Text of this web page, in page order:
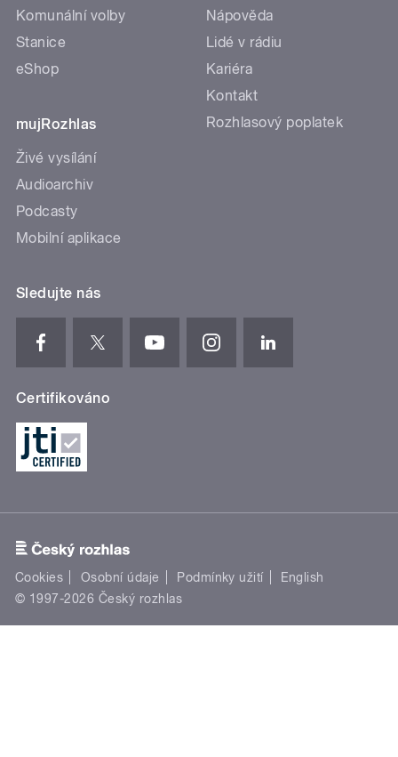
Komunální volby
Stanice
eShop
mujRozhlas
Živé vysílání
Audioarchiv
Podcasty
Mobilní aplikace
Nápověda
Lidé v rádiu
Kariéra
Kontakt
Rozhlasový poplatek
Sledujte nás
Certifikováno
Cookies Osobní údaje Podmínky užití
English
© 1997-2026 Český rozhlas